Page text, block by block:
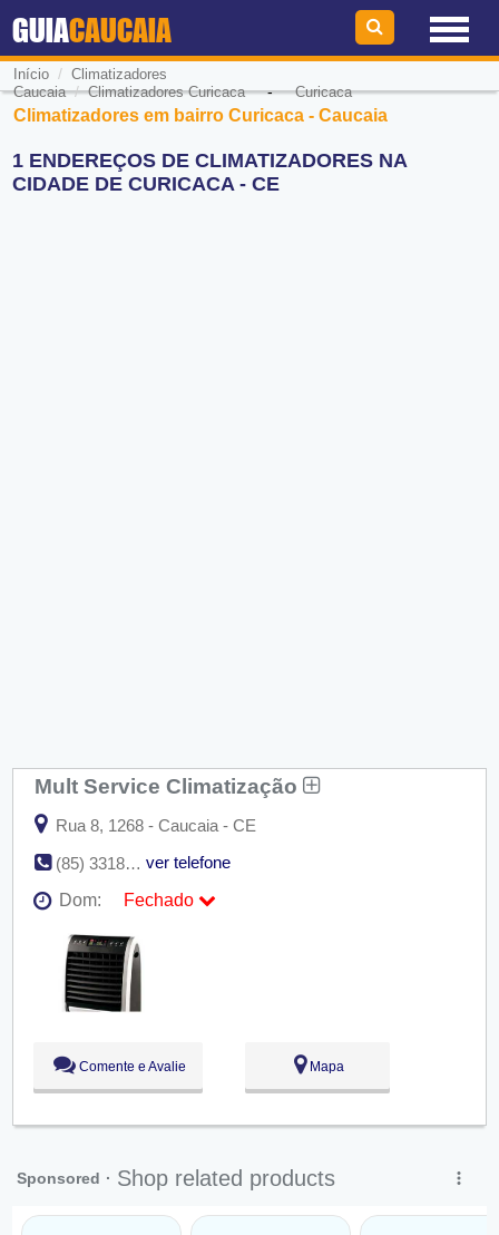
GUIACAUCAIA
Início / Climatizadores
Caucaia/Climatizadores Curicaca-Curicaca
Climatizadores em bairro Curicaca - Caucaia
1 ENDEREÇOS DE CLIMATIZADORES NA
CIDADE DE CURICACA - CE
Mult Service Climatização
Rua 8, 1268 - Caucaia - CE
(85) 3318-1306
ver telefone
Dom:
Fechado
09:00 - 18:00
Qua:
09:00 - 18:00
09:00 - 18:00
09:00 - 18:00
Comente e Avalie Mapa